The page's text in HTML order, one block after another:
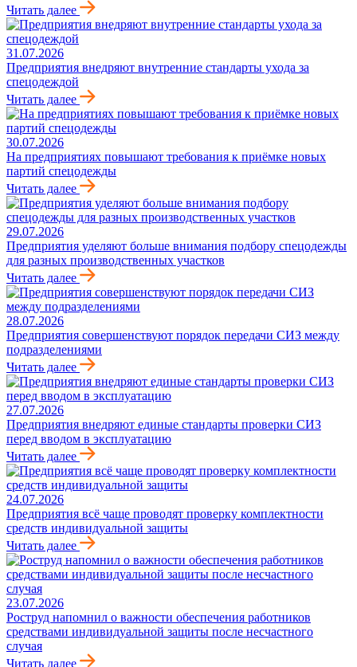
Читать далее
31.07.2026
Предприятия внедряют внутренние стандарты ухода за
спецодеждой
Читать далее
30.07.2026
На предприятиях повышают требования к приёмке новых
партий спецодежды
Читать далее
29.07.2026
Предприятия уделяют больше внимания подбору спецодежды
для разных производственных участков
Читать далее
28.07.2026
Предприятия совершенствуют порядок передачи СИЗ между
подразделениями
Читать далее
27.07.2026
Предприятия внедряют единые стандарты проверки СИЗ
перед вводом в эксплуатацию
Читать далее
24.07.2026
Предприятия всё чаще проводят проверку комплектности
средств индивидуальной защиты
Читать далее
23.07.2026
Роструд напомнил о важности обеспечения работников
средствами индивидуальной защиты после несчастного
случая
Читать далее